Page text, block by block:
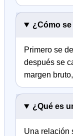
¿Cómo
Primero se
después se
margen
¿Qué es
Una relación